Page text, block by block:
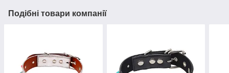
Подібні товари компанії